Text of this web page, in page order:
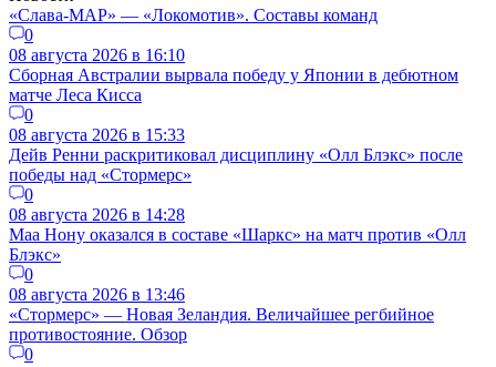
«Слава-МАР» — «Локомотив». Составы команд
0
08 августа 2026 в 16:10
Сборная Австралии вырвала победу у Японии в дебютном
матче Леса Кисса
0
08 августа 2026 в 15:33
Дейв Ренни раскритиковал дисциплину «Олл Блэкс» после
победы над «Стормерс»
0
08 августа 2026 в 14:28
Маа Нону оказался в составе «Шаркс» на матч против «Олл
Блэкс»
0
08 августа 2026 в 13:46
«Стормерс» — Новая Зеландия. Величайшее регбийное
противостояние. Обзор
0